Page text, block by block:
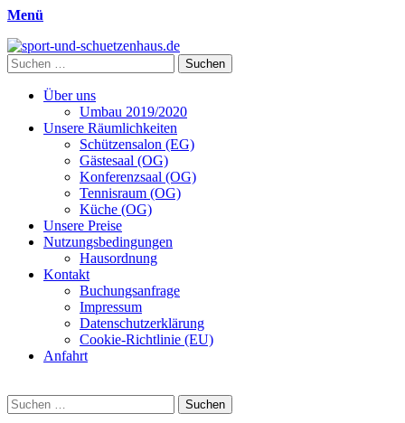
Menü
sport-und-schuetzenhaus.de
Sport- und Schützenhaus GbR
Suche
nach:
Primäres
Menü
Zum
springen
Über uns
Umbau 2019/2020
Unsere Räumlichkeiten
Schützensalon (EG)
Gästesaal (OG)
Konferenzsaal (OG)
Tennisraum (OG)
Küche (OG)
Unsere Preise
Nutzungsbedingungen
Hausordnung
Kontakt
Buchungsanfrage
Impressum
Datenschutzerklärung
Cookie-Richtlinie (EU)
Anfahrt
Suchen
Suche
nach: